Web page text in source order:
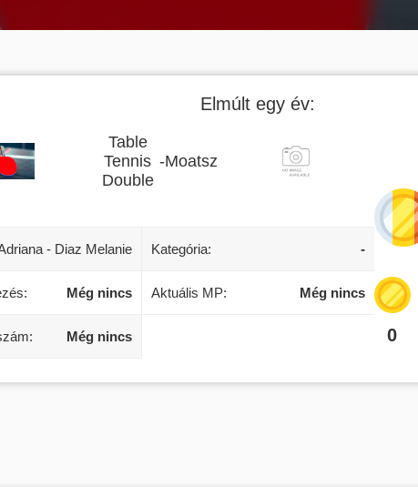
Elmúlt egy év:
Table
Tennis
Double
-Moatsz
- Diaz Melanie Kategória: -
Még nincs Aktuális MP: Még nincs
Még nincs 0